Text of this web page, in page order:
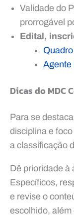
Validade do
prorrogável
Edital,
Agente
Dicas do MDC
Para se
disciplina e
a classificação
Dê prioridade à
Específicos,
e revise o
escolhido, além